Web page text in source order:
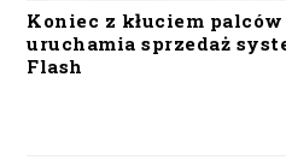
Koniec z kłuciem
uruchamia sprzedaż
Flash